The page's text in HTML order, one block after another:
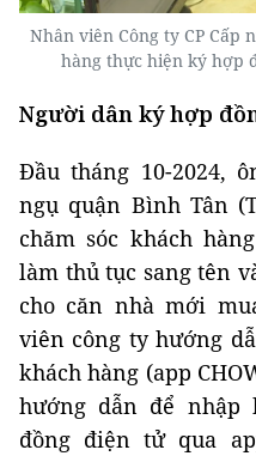
Nhân viên Công ty CP Cấp
hàng thực hiện ký hợp
Người dân ký hợp
Đầu tháng 10-2024,
ngụ quận Bình Tân
chăm sóc khách
làm thủ tục sang tên
cho căn nhà mới
viên công ty hướng
khách hàng (app
hướng dẫn để
đồng điện tử qua